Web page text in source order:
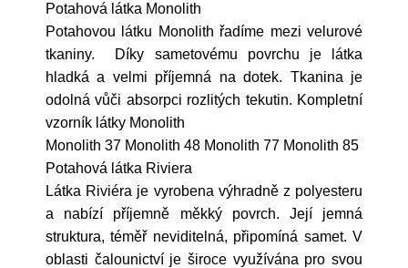
Potahová látka Monolith
Potahovou látku Monolith řadíme mezi velurové
tkaniny. Díky sametovému povrchu je látka
hladká a velmi příjemná na dotek. Tkanina je
odolná vůči absorpci rozlitých tekutin. Kompletní
vzorník látky Monolith
Monolith 37 Monolith 48 Monolith 77 Monolith 85
Potahová látka Riviera
Látka Riviéra je vyrobena výhradně z polyesteru
a nabízí příjemně měkký povrch. Její jemná
struktura, téměř neviditelná, připomíná samet. V
oblasti čalounictví je široce využívána pro svou